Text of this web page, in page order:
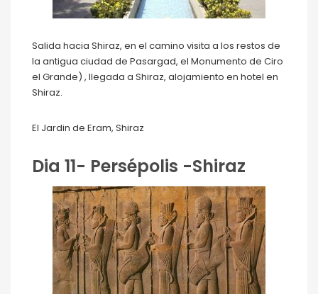
Salida hacia Shiraz, en el camino visita a los restos de
la antigua ciudad de Pasargad, el Monumento de Ciro
el Grande) , llegada a Shiraz, alojamiento en hotel en
Shiraz.
El Jardin de Eram, Shiraz
Dia 11- Persépolis -Shiraz